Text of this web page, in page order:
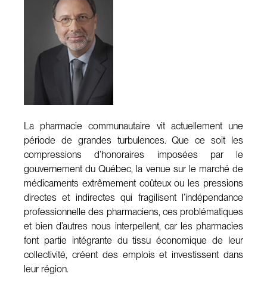
La pharmacie communautaire vit actuellement une
période de grandes turbulences. Que ce soit les
compressions d’honoraires imposées par le
gouvernement du Québec, la venue sur le marché de
médicaments extrêmement coûteux ou les pressions
directes et indirectes qui fragilisent l’indépendance
professionnelle des pharmaciens, ces problématiques
et bien d’autres nous interpellent, car les pharmacies
font partie intégrante du tissu économique de leur
collectivité, créent des emplois et investissent dans
leur région.